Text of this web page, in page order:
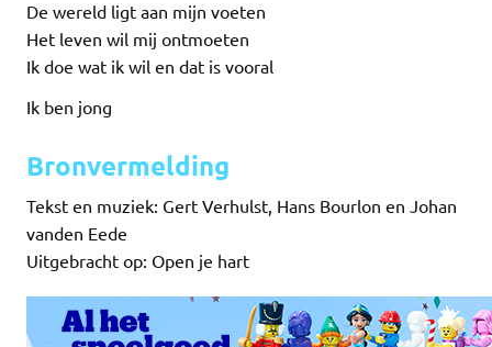
De wereld ligt aan mijn voeten
Het leven wil mij ontmoeten
Ik doe wat ik wil en dat is vooral
Ik ben jong
Bronvermelding
Tekst en muziek: Gert Verhulst, Hans Bourlon en Johan
vanden Eede
Uitgebracht op: Open je hart